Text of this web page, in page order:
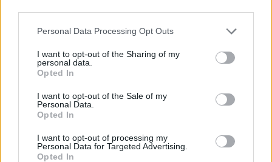
Personal Data Processing Opt Outs
I want to opt-out of the Sharing of my
personal data.
Opted In
I want to opt-out of the Sale of my
Personal Data.
Opted In
I want to opt-out of processing my
Personal Data for Targeted Advertising.
Opted In
MUSICA
Da Germignaga a Brezzo di Bedero:
torna Jazz in Maggiore con quattro
concerti “vista lago”